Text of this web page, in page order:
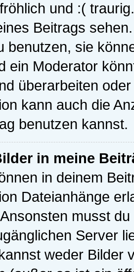
und :(
Beitrags
benutzen, sie
ein Moderator
überarbeiten
kann auch die
benutzen kannst.
in meine
in deinem
Dateianhänge
musst
Server
weder Bilder